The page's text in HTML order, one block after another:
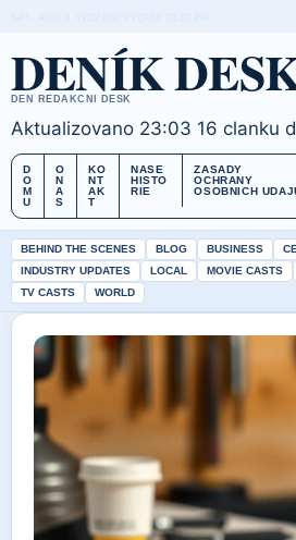
DENÍK
DEN REDAKCNI DESK
Aktualizovano 23:03 16 clanku
D
O
M
U
O
N
A
S
KO
NT
AK
T
NASE
HISTO
RIE
ZASADY
OCHRANY
OSOBNICH
BEHIND THE SCENES BLOG BUSINESS
INDUSTRY UPDATES
LOCAL MOVIE CASTS
TV CASTS
WORLD